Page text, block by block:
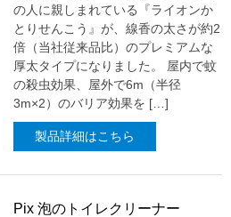
の人に親しまれている『ライオンか
とりせんこう』が、線香の太さが約2
倍（当社従来品比）のプレミアムな
厚太タイプになりました。 屋内で蚊
の殺虫効果、屋外で6m（半径
3m×2）のバリア効果を […]
製品詳細はこちら
Pix 泡のトイレクリーナー